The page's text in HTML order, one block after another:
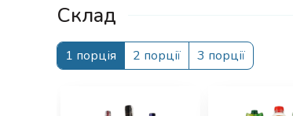
Склад
1 порція 2 порції 3 порції